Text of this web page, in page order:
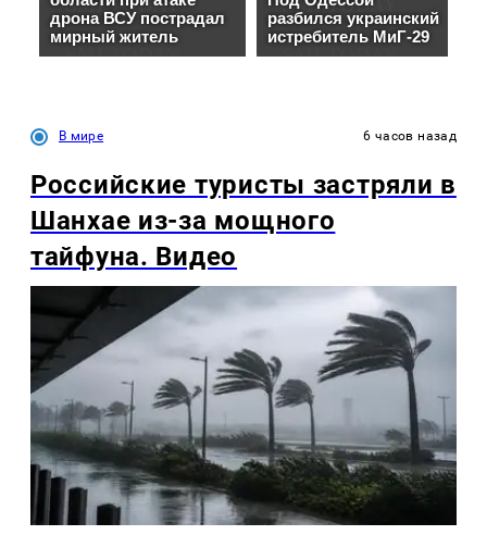
В мире 6 часов назад
Российские туристы застряли в
Шанхае из-за мощного
тайфуна. Видео